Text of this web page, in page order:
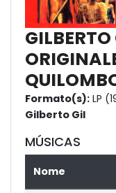
Formato(s): LP
Gilberto Gil
MÚSICAS
Nome